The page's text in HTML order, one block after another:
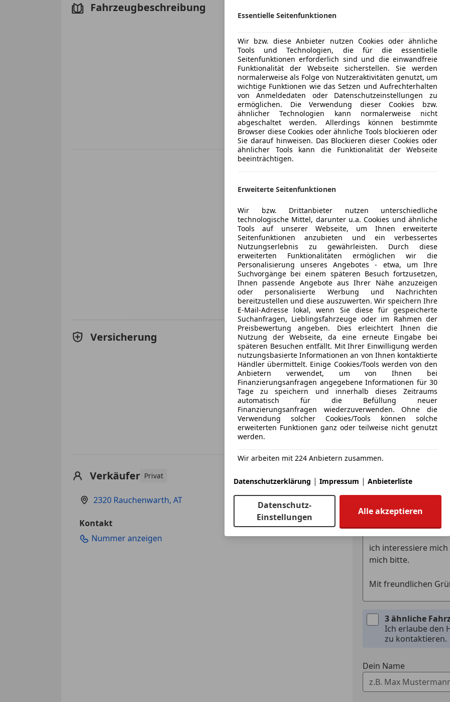
teilb.
Tempomat
Unterhaltung/Media
CD
MP3
Radio
Sicherheit
ABS
ESP
Seitenairbag
Tagfahrlicht
Extras
Alufelgen
Dachreling
Notrad
Stahlfelgen
Fahrzeugbeschreibung
Ehrlicher Raumriese mit frischem ÖAMTC-
Verkaufe meinen Seat Altea XL (125 PS). Ein
umfangreicher Ausstattung, das technisch
Wichtige technische Daten & Wartung:
ÖAMTC-Pickerl: Lochung10/2026– durch die
Österreich ist das Fahrzeug somit bis02/2027
wurde direkt beim ÖAMTC erstellt.
Getriebe:Ein überholtes Getriebe wurde bereits
Einsicht vorhanden).
Steuerkette:Wurde bereits gewechselt
diesem Motor erledigt).
Wartung:
8-fach bereift:Sommerreifen auf SEAT-Alufelgen,
Ausstattungshighlights:
2-Zonen-Klimaautomatik & Sitzheizung
Tempomat, Regensensor & Einparksensoren
XL-Flexibilität:Rückbank verschiebbar & in der
Multifunktions-Lederlenkrad, Coming-Home-
Optischer Zustand:Das Fahrzeug hat 258.000 km
Roststellen an den Türkanten und der
altersübliche Kratzer und kleine Parkdellen.
frische Pickerl sofort einsatzbereit.
Preis: €2.600,– Verhandlungsbasis.
Privatverkauf: Der Verkauf erfolgt unter Ausschluss
oder Garantie. Besichtigung und Probefahrt nach
Mehr anzeigen
Versicherung Kfz-Versicherung
Versicherungsschutz an Ihre Bedürfnisse
Freischaden-Gutschein ab Stufe 0
Auto einfach online versichern & Rabatt holen
Jetzt berechnen
Verkäufer Privat
2320 Rauchenwarth, AT
Kontakt
Nummer anzeigen
Anbieter
3 ähnliche
Ich erlaube den
zu kontaktieren.
Dein Name
Essentielle Seitenfunktionen
Wir bzw. diese Anbieter nutzen Cookies oder ähnliche
Tools und Technologien, die für die essentielle
Seitenfunktionen erforderlich sind und die einwandfreie
Funktionalität der Webseite sicherstellen. Sie werden
normalerweise als Folge von Nutzeraktivitäten genutzt, um
wichtige Funktionen wie das Setzen und Aufrechterhalten
von Anmeldedaten oder Datenschutzeinstellungen zu
ermöglichen. Die Verwendung dieser Cookies bzw.
ähnlicher Technologien kann normalerweise nicht
abgeschaltet werden. Allerdings können bestimmte
Browser diese Cookies oder ähnliche Tools blockieren oder
Sie darauf hinweisen. Das Blockieren dieser Cookies oder
ähnlicher Tools kann die Funktionalität der Webseite
beeinträchtigen.
Erweiterte Seitenfunktionen
Wir bzw. Drittanbieter nutzen unterschiedliche
technologische Mittel, darunter u.a. Cookies und ähnliche
Tools auf unserer Webseite, um Ihnen erweiterte
Seitenfunktionen anzubieten und ein verbessertes
Nutzungserlebnis zu gewährleisten. Durch diese
erweiterten Funktionalitäten ermöglichen wir die
Personalisierung unseres Angebotes - etwa, um Ihre
Suchvorgänge bei einem späteren Besuch fortzusetzen,
Ihnen passende Angebote aus Ihrer Nähe anzuzeigen
oder personalisierte Werbung und Nachrichten
bereitzustellen und diese auszuwerten. Wir speichern Ihre
E-Mail-Adresse lokal, wenn Sie diese für gespeicherte
Suchanfragen, Lieblingsfahrzeuge oder im Rahmen der
Preisbewertung angeben. Dies erleichtert Ihnen die
Nutzung der Webseite, da eine erneute Eingabe bei
späteren Besuchen entfällt. Mit Ihrer Einwilligung werden
nutzungsbasierte Informationen an von Ihnen kontaktierte
Händler übermittelt. Einige Cookies/Tools werden von den
Anbietern verwendet, um von Ihnen bei
Finanzierungsanfragen angegebene Informationen für 30
Tage zu speichern und innerhalb dieses Zeitraums
automatisch für die Befüllung neuer
Finanzierungsanfragen wiederzuverwenden. Ohne die
Verwendung solcher Cookies/Tools können solche
erweiterten Funktionen ganz oder teilweise nicht genutzt
werden.
Wir arbeiten mit 224 Anbietern zusammen.
Datenschutzerklärung | Impressum | Anbieterliste
Datenschutz-
Einstellungen
Alle akzeptieren